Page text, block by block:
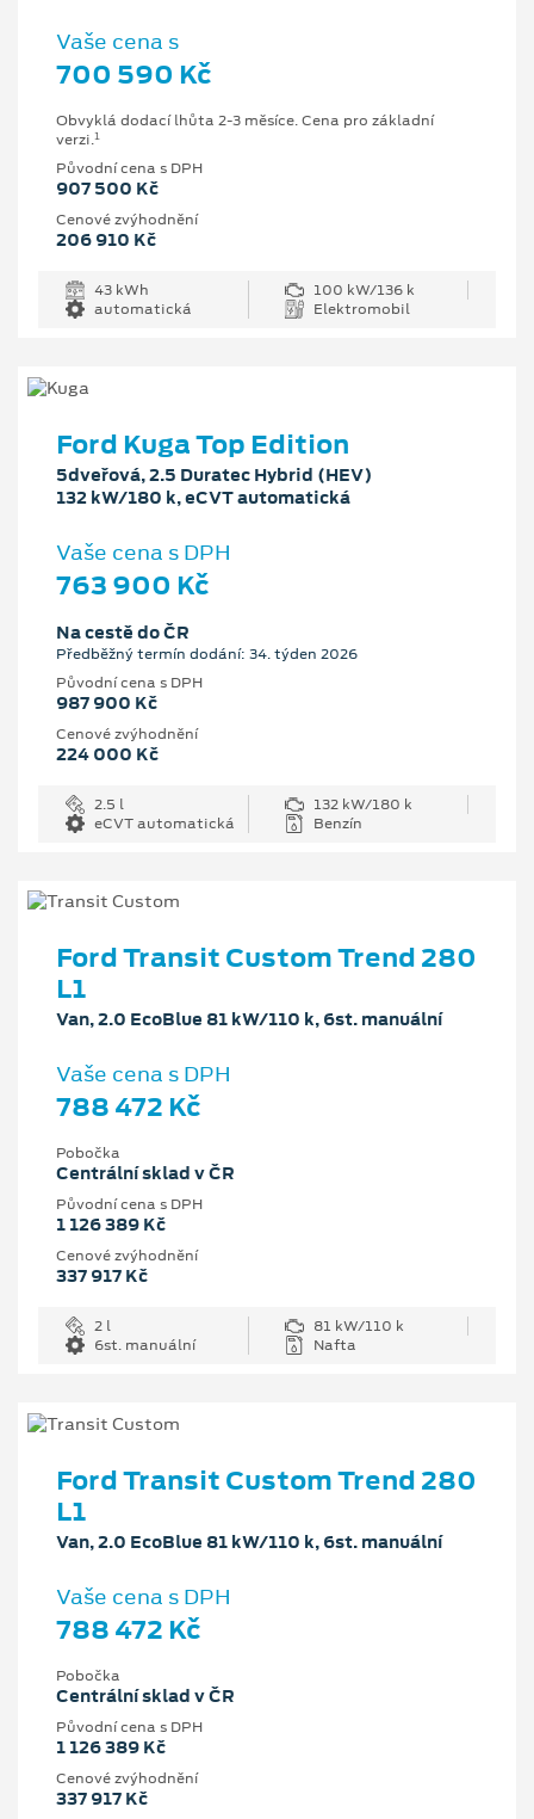
Vaše cena s
700 590 Kč
Obvyklá dodací lhůta 2-3 měsíce. Cena pro základní
verzi.1
Původní cena s DPH
907 500 Kč
Cenové zvýhodnění
206 910 Kč
43 kWh
100 kW/136 k
automatická
Elektromobil
Ford Kuga Top Edition
5dveřová, 2.5 Duratec Hybrid (HEV)
132 kW/180 k, eCVT automatická
Vaše cena s DPH
763 900 Kč
Na cestě do ČR
Předběžný termín dodání: 34. týden 2026
Původní cena s DPH
987 900 Kč
Cenové zvýhodnění
224 000 Kč
2.5 l
132 kW/180 k
eCVT automatická
Benzín
Ford Transit Custom Trend 280
L1
Van, 2.0 EcoBlue 81 kW/110 k, 6st. manuální
Vaše cena s DPH
788 472 Kč
Pobočka
Centrální sklad v ČR
Původní cena s DPH
1 126 389 Kč
Cenové zvýhodnění
337 917 Kč
2 l
81 kW/110 k
6st. manuální
Nafta
Ford Transit Custom Trend 280
L1
Van, 2.0 EcoBlue 81 kW/110 k, 6st. manuální
Vaše cena s DPH
788 472 Kč
Pobočka
Centrální sklad v ČR
Původní cena s DPH
1 126 389 Kč
Cenové zvýhodnění
337 917 Kč